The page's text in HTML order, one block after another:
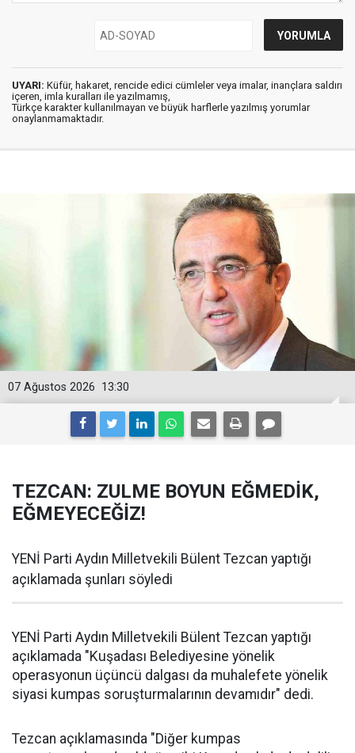
UYARI: Küfür, hakaret, rencide edici cümleler veya imalar, inançlara saldırı
içeren, imla kuralları ile yazılmamış,
Türkçe karakter kullanılmayan ve büyük harflerle yazılmış yorumlar
onaylanmamaktadır.
13:30
07 Ağustos 2026
TEZCAN: ZULME BOYUN EĞMEDİK,
EĞMEYECEĞİZ!
YENİ Parti Aydın Milletvekili Bülent Tezcan yaptığı
açıklamada şunları söyledi
YENİ Parti Aydın Milletvekili Bülent Tezcan yaptığı
açıklamada "Kuşadası Belediyesine yönelik
operasyonun üçüncü dalgası da muhalefete yönelik
siyasi kumpas soruşturmalarının devamıdır" dedi.
Tezcan açıklamasında "Diğer kumpas